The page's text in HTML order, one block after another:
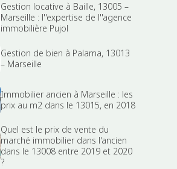
Gestion locative à Baille, 13005 –
Marseille : l''expertise de l''agence
immobilière Pujol
Gestion de bien à Palama, 13013
– Marseille
Immobilier ancien à Marseille : les
prix au m2 dans le 13015, en 2018
Quel est le prix de vente du
marché immobilier dans l'ancien
dans le 13008 entre 2019 et 2020
?